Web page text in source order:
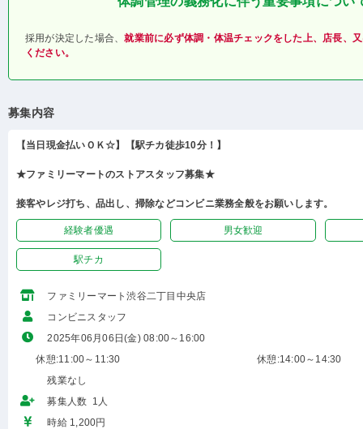
採用が決定した場合、就業前に必ず体調・体温チェックをした上、店長、
ください。
募集内容
【当日現金払いＯＫ☆】【駅チカ徒歩10分！】
★ファミリーマートのストアスタッフ募集★
接客やレジ打ち、品出し、掃除などコンビニ業務全般をお願いします。
経験者優遇 男女歓迎
駅チカ
ファミリーマート渋谷二丁目中央店
コンビニスタッフ
2025年06月06日(金) 08:00～16:00
休憩:11:00～11:30
休憩:14:00～14:30
残業なし
募集人数 1人
時給 1,200円